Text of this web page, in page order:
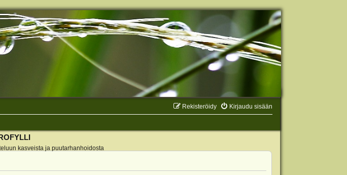
Kirjaudu sisään
Rekisteröidy
kasveista ja puutarhanhoidosta